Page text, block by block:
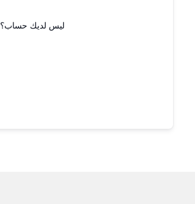
ليس لديك حساب؟